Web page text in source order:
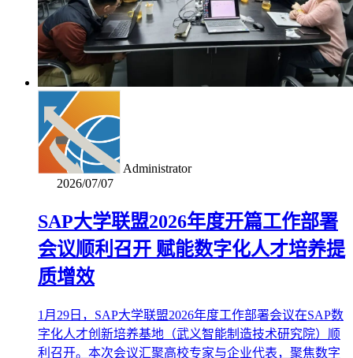
Administrator
2026/07/07
SAP大学联盟2026年度开篇工作部署
会议顺利召开 赋能数字化人才培养提
质增效
1月29日，SAP大学联盟2026年度工作部署会议在SAP数
字化人才创新培养基地（武义智能制造技术研究院）顺
利召开。本次会议汇聚高校专家与企业代表，聚焦数字